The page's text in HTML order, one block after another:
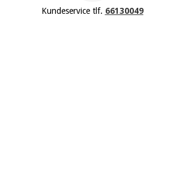
Kundeservice tlf. 66130049